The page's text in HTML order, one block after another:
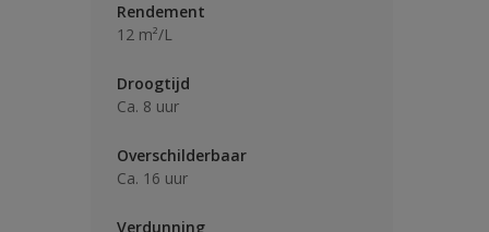
Rendement
12 m²/L
Droogtijd
Ca. 8 uur
Overschilderbaar
Ca. 16 uur
Verdunning